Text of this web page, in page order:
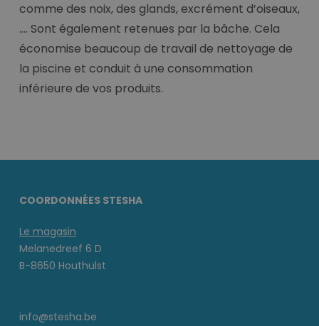
comme des noix, des glands, excrément d’oiseaux,
…. Sont également retenues par la bâche. Cela
économise beaucoup de travail de nettoyage de
la piscine et conduit à une consommation
inférieure de vos produits.
COORDONNÉES STESHA
Le magasin
Melanedreef 6 D
B-8650 Houthulst
info@stesha.be